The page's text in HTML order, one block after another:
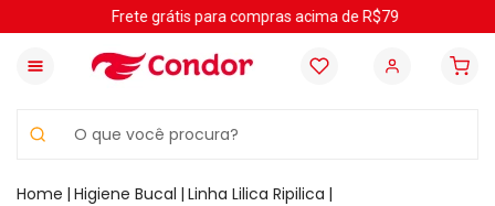
Frete grátis para compras acima de R$79
Higiene Bucal Linha Lilica Ripilica